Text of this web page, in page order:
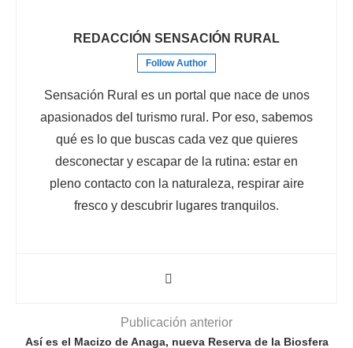
REDACCIÓN SENSACIÓN RURAL
Follow Author
Sensación Rural es un portal que nace de unos
apasionados del turismo rural. Por eso, sabemos
qué es lo que buscas cada vez que quieres
desconectar y escapar de la rutina: estar en
pleno contacto con la naturaleza, respirar aire
fresco y descubrir lugares tranquilos.
Publicación anterior
Así es el Macizo de Anaga, nueva Reserva de la Biosfera